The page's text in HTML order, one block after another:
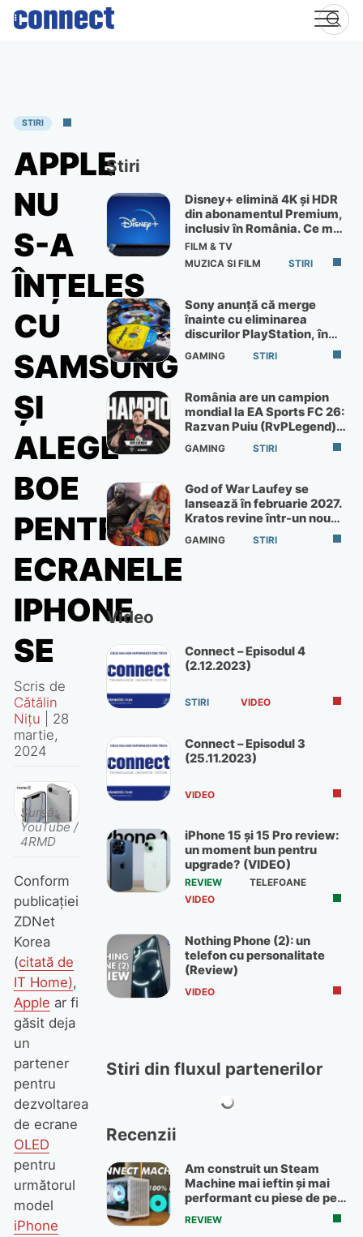
Skip
STIRI
APPLE
NU
S-A
ÎNȚELES
CU
SAMSUNG
ȘI
ALEGE
BOE
PENTRU
ECRANELE
IPHONE
SE
Scris de
Cătălin
Nițu
28
martie,
2024
Sursă:
YouTube /
4RMD
Conform
publicației
ZDNet
Korea
(citată de
IT Home),
Apple ar fi
găsit deja
un
partener
pentru
dezvoltarea
de ecrane
OLED
pentru
următorul
model
iPhone
Știri
Disney+ elimină 4K și HDR
din abonamentul Premium,
inclusiv în România. Ce mai
primești de 60 lei pe lună
FILM & TV
MUZICA SI FILM
STIRI
Sony anunță că merge
înainte cu eliminarea
discurilor PlayStation, în
ciuda protestelor
GAMING STIRI
România are un campion
mondial la EA Sports FC 26:
Razvan Puiu (RvPLegend)
câștigă turneul de la Paris
GAMING STIRI
God of War Laufey se
lansează în februarie 2027.
Kratos revine într-un nou
God of War
GAMING STIRI
Video
Connect – Episodul 4
(2.12.2023)
STIRI VIDEO
Connect – Episodul 3
(25.11.2023)
VIDEO
iPhone 15 și 15 Pro review:
un moment bun pentru
upgrade? (VIDEO)
REVIEW
TELEFOANE
VIDEO
Nothing Phone (2): un
telefon cu personalitate
(Review)
VIDEO
Stiri din fluxul partenerilor
Recenzii
Am construit un Steam
Machine mai ieftin și mai
performant cu piese de pe
OLX
REVIEW